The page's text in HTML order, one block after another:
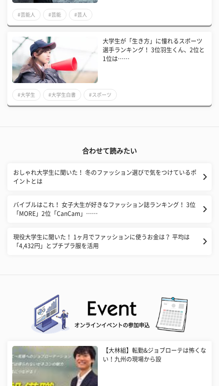
#芸能人 #芸能 #芸人
大学生が「生き方」に憧れるスポーツ
選手ランキング！ 3位羽生くん、2位と
1位は……
#大学生 #大学生白書 #スポーツ
合わせて読みたい
おしゃれ大学生に聞いた！ 冬のファッション選びで気をつけているポ
イントとは
バイブルはこれ！ 女子大生が好きなファッション誌ランキング！ 3位
「MORE」2位「CanCam」……
現役大学生に聞いた！ 1ヶ月でファッションに使うお金は？ 平均は
「4,432円」とプチプラ服を活用
オンラインイベントの参加申込
【大林組】転勤&ジョブローテは怖くな
い！九州の現場から設